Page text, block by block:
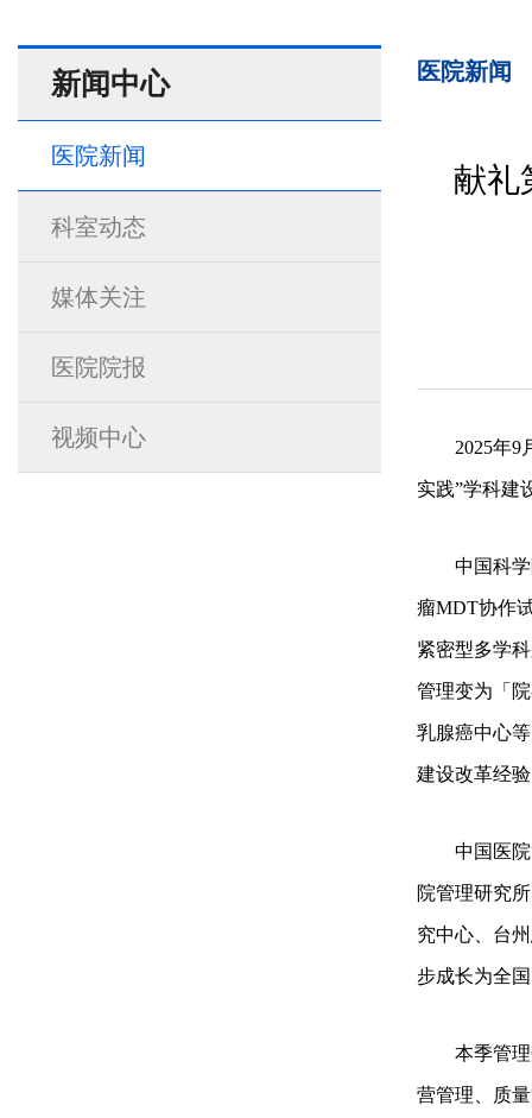
新闻中心
医院新闻
科室动态
媒体关注
医院院报
视频中心
医院新闻
献礼
2025年9
实践”学科建
中国科
瘤MDT协作
紧密型多学
管理变为「
乳腺癌中心
建设改革经
中国医
院管理研究
究中心、台
步成长为全
本季管
营管理、质